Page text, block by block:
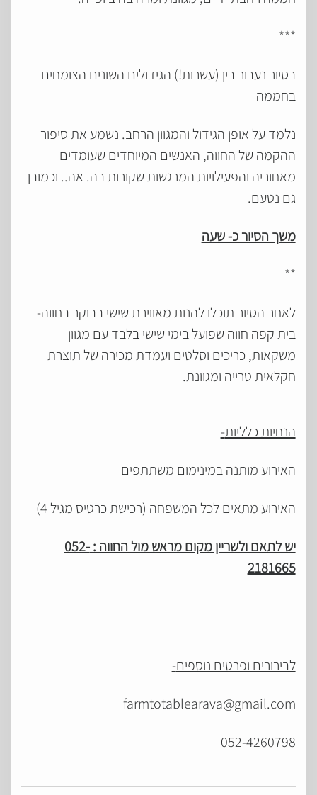
***
בסיור נעבור בין (עשרות!) הגידולים השונים הצומחים
בחממה
נלמד על אופן הגידול והמגוון הרחב. נשמע את סיפור
ההקמה של החווה, האנשים המיוחדים שעומדים
מאחוריה והפעילויות המרגשות שקורות בה. אה.. וכמובן
גם נטעם.
משך הסיור כ- שעה
**
לאחר הסיור תוכלו להנות מאווירת שישי בבוקר בחווה-
בית קפה חווה שפועל בימי שישי בלבד עם מגוון
משקאות, כריכים וסלטים ועמדת מכירה של תוצרת
חקלאית טרייה ומגוונת.
הנחיות כלליות-
האירוע מותנה במינימום משתתפים
האירוע מתאים לכל המשפחה (רכישת כרטיס מגיל 4)
יש לתאם ולשריין מקום מראש מול החווה : 052-
2181665
לבירורים ופרטים נוספים-
farmtotablearava@gmail.com
052-4260798